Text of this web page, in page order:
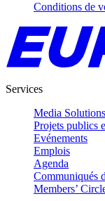
Conditions de
Services
Media Solutions
Projets publics
Evénements
Emplois
Agenda
Communiqués
Members’